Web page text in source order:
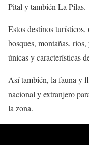
Pital y también La Pilas.
Estos destinos
bosques, montañas,
únicas y características
Así también, la fauna y
nacional y extranjero
la zona.